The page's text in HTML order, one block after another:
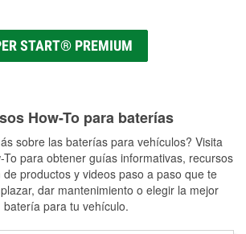
START® PREMIUM
How-To para baterías
sobre las baterías para vehículos? Visita
To para obtener guías informativas, recursos
productos y videos paso a paso que te
dar mantenimiento o elegir la mejor
batería para tu vehículo.